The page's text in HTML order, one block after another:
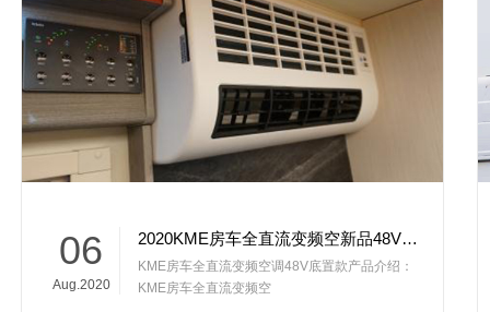
06
Aug.2020
2020KME房车全直流变频空新品48V底置款
KME房车全直流变频空调48V底置款产品介绍：
KME房车全直流变频空